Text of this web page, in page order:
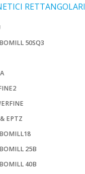
RETTANGOLARI
50SQ3
EPTZ
25B
40B